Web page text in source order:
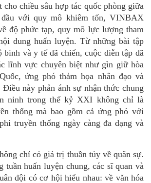
cho chiều sâu hợp tác quốc phòng giữa
với quy mô khiêm tốn, VINBAX
độ phức tạp, quy mô lực lượng tham
ội dung huấn luyện. Từ những bài tập
binh và y tế dã chiến, cuộc diễn tập đã
lĩnh vực chuyên biệt như gìn giữ hòa
ứng phó thảm họa nhân đạo và
này phản ánh sự nhận thức chung
ninh trong thế kỷ XXI không chỉ là
thống mà bao gồm cả ứng phó với
truyền thống ngày càng đa dạng và
chỉ có giátrị thuần túy về quân sự.
tuần huấn luyện chung, các sĩ quan và
đội có cơ hội hiểu nhau: về văn hóa